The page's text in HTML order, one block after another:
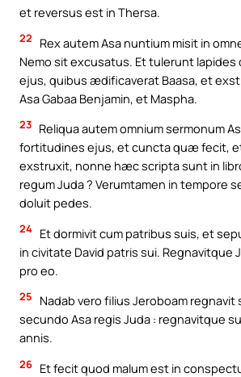
et reversus est in Thersa.
22
Rex autem Asa nuntium misit in
Nemo sit excusatus. Et tulerunt lapides
ejus, quibus ædificaverat Baasa, et
Asa Gabaa Benjamin, et Maspha.
23 Reliqua autem omnium sermonum
fortitudines ejus, et cuncta quæ fecit,
exstruxit, nonne hæc scripta sunt in
regum Juda ? Verumtamen in tempore
doluit pedes.
24 Et dormivit cum patribus suis, et
in civitate David patris sui. Regnavitque
pro eo.
25
Nadab vero filius Jeroboam regnavit
secundo Asa regis Juda : regnavitque
annis.
26 Et fecit quod malum est in